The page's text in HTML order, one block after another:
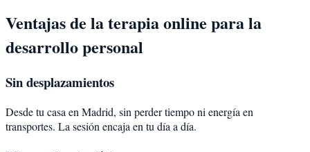
Ventajas de la terapia online para la
desarrollo personal
Sin desplazamientos
Desde tu casa en Madrid, sin perder tiempo ni energía en
transportes. La sesión encaja en tu día a día.